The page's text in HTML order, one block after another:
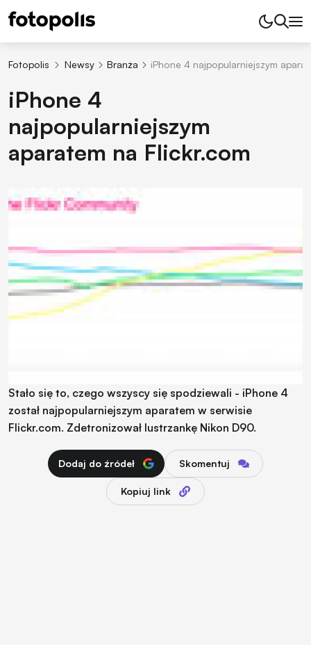
Fotopolis Newsy Branża iPhone 4 najpopularniejszym
iPhone 4
najpopularniejszym
aparatem na Flickr.com
Stało się to, czego wszyscy się spodziewali - iPhone 4
został najpopularniejszym aparatem w serwisie
Flickr.com. Zdetronizował lustrzankę Nikon D90.
Dodaj do źródeł Skomentuj
Kopiuj link